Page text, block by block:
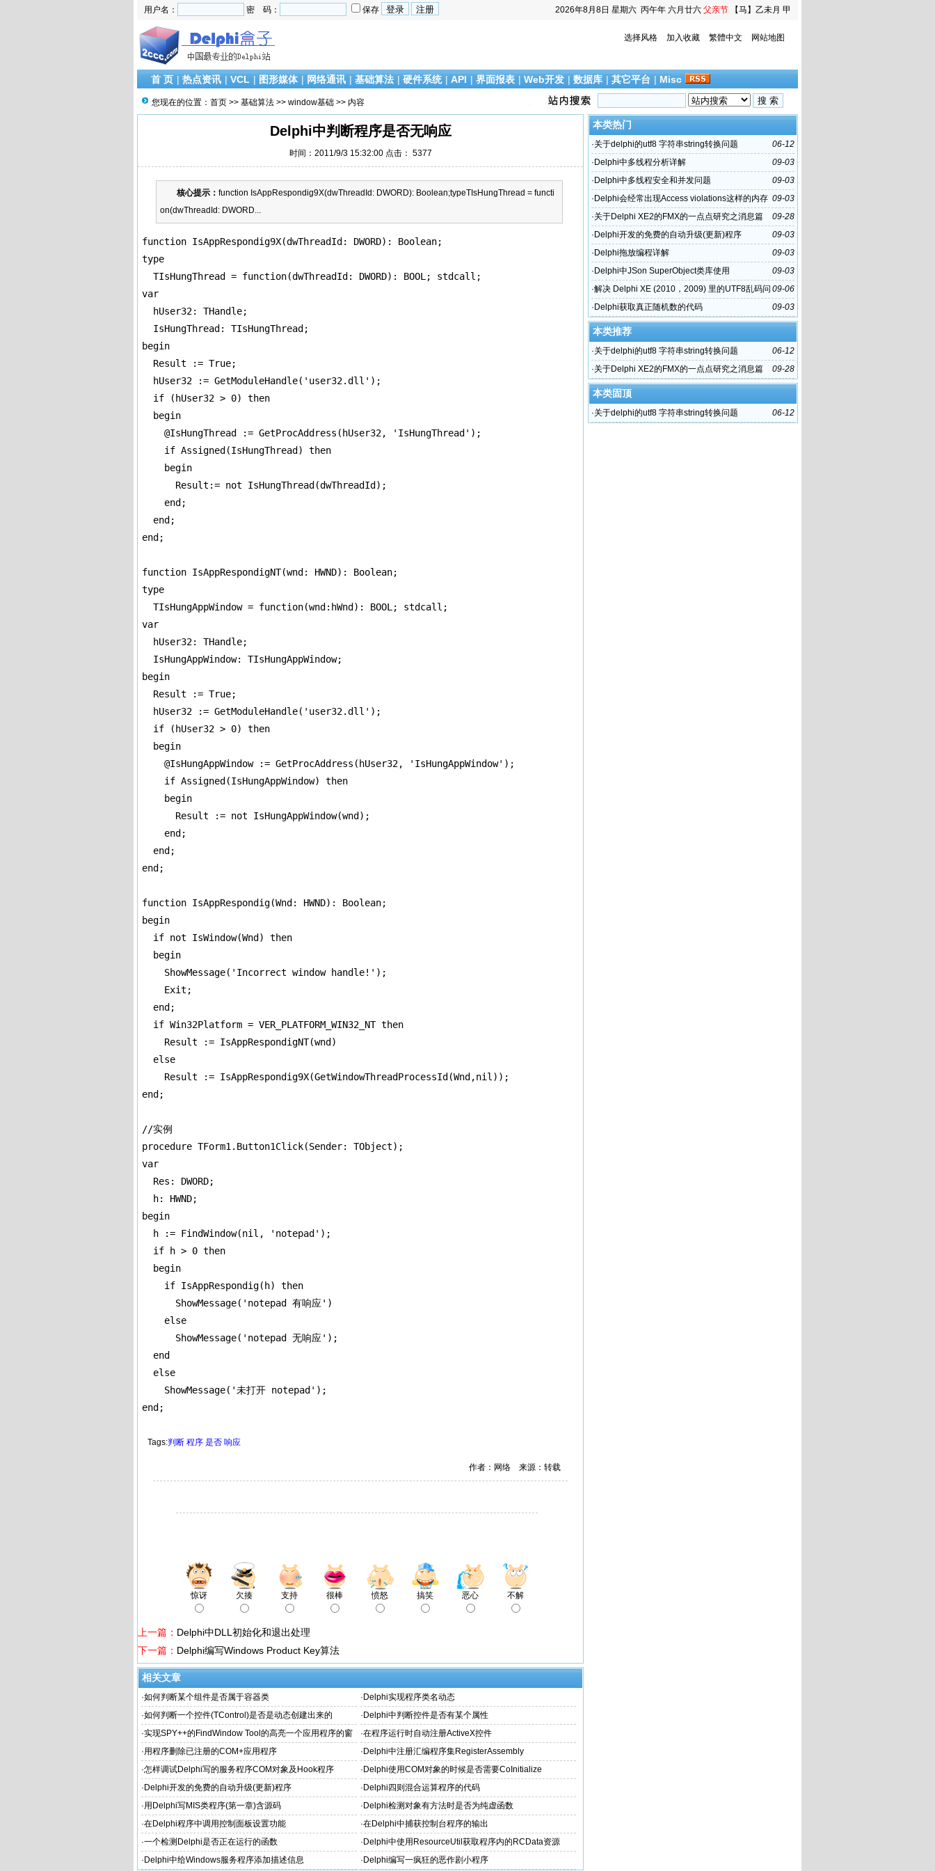
2026年8月8日 星期六 丙午年 六月廿六 父亲节
【马】乙未月 甲
用户名： 密 码： 保存
选择风格 加入收藏 繁體中文 网站地图
首 页 | 热点资讯 | VCL | 图形媒体 | 网络通讯 | 基础算法 | 硬件系统 | API | 界面报表 | Web开发 | 数据库 | 其它平台 | Misc
您现在的位置： 首页 >> 基础算法 >> window基础 >> 内容
Delphi中判断程序是否无响应
时间：2011/9/3 15:32:00 点击： 5377
核心提示： function IsAppRespondig9X(dwThreadId: DWORD): Boolean;typeTIsHungThread = functi
on(dwThreadId: DWORD...
function IsAppRespondig9X(dwThreadId: DWORD): Boolean;
type
TIsHungThread = function(dwThreadId: DWORD): BOOL; stdcall;
var
hUser32: THandle;
IsHungThread: TIsHungThread;
begin
Result := True;
hUser32 := GetModuleHandle('user32.dll');
if (hUser32 > 0) then
begin
@IsHungThread := GetProcAddress(hUser32, 'IsHungThread');
if Assigned(IsHungThread) then
begin
Result:= not IsHungThread(dwThreadId);
end;
end;
end;
function IsAppRespondigNT(wnd: HWND): Boolean;
type
TIsHungAppWindow = function(wnd:hWnd): BOOL; stdcall;
var
hUser32: THandle;
IsHungAppWindow: TIsHungAppWindow;
begin
Result := True;
hUser32 := GetModuleHandle('user32.dll');
if (hUser32 > 0) then
begin
@IsHungAppWindow := GetProcAddress(hUser32, 'IsHungAppWindow');
if Assigned(IsHungAppWindow) then
begin
Result := not IsHungAppWindow(wnd);
end;
end;
end;
function IsAppRespondig(Wnd: HWND): Boolean;
begin
if not IsWindow(Wnd) then
begin
ShowMessage('Incorrect window handle!');
Exit;
end;
if Win32Platform = VER_PLATFORM_WIN32_NT then
Result := IsAppRespondigNT(wnd)
else
Result := IsAppRespondig9X(GetWindowThreadProcessId(Wnd,nil));
end;
//实例
procedure TForm1.Button1Click(Sender: TObject);
var
Res: DWORD;
h: HWND;
begin
h := FindWindow(nil, 'notepad');
if h > 0 then
begin
if IsAppRespondig(h) then
ShowMessage('notepad 有响应')
else
ShowMessage('notepad 无响应');
end
else
ShowMessage('未打开 notepad');
end;
Tags:判断 程序 是否 响应
作者：网络 来源：转载
惊讶 欠揍 支持 很棒 愤怒 搞笑 恶心 不解
上一篇： Delphi中DLL初始化和退出处理
下一篇： Delphi编写Windows Product Key算法
相关文章
·如何判断某个组件是否属于容器类 · Delphi实现程序类名动态
·如何判断一个控件(TControl)是否是动态创建出来的 · Delphi中判断控件是否有某个属性
·实现SPY++的FindWindow Tool的高亮一个应用程序的窗
体或内部Object的边缘
·在程序运行时自动注册ActiveX控件
·用程序删除已注册的COM+应用程序 · Delphi中注册汇编程序集RegisterAssembly
·怎样调试Delphi写的服务程序COM对象及Hook程序 · Delphi使用COM对象的时候是否需要CoInitialize
· Delphi开发的免费的自动升级(更新)程序 · Delphi四则混合运算程序的代码
·用Delphi写MIS类程序(第一章)含源码 · Delphi检测对象有方法时是否为纯虚函数
·在Delphi程序中调用控制面板设置功能 ·在Delphi中捕获控制台程序的输出
·一个检测Delphi是否正在运行的函数 · Delphi中使用ResourceUtil获取程序内的RCData资源
· Delphi中给Windows服务程序添加描述信息 · Delphi编写一疯狂的恶作剧小程序
本类热门
06-12
·关于delphi的utf8 字符串string转换问题
09-03
· Delphi中多线程分析详解
09-03
· Delphi中多线程安全和并发问题
09-03
· Delphi会经常出现Access violations这样的内存
访问错误
09-28
·关于Delphi XE2的FMX的一点点研究之消息篇
09-03
· Delphi开发的免费的自动升级(更新)程序
09-03
· Delphi拖放编程详解
09-03
· Delphi中JSon SuperObject类库使用
09-06
·解决 Delphi XE (2010，2009) 里的UTF8乱码问
题！
09-03
· Delphi获取真正随机数的代码
本类推荐
06-12
·关于delphi的utf8 字符串string转换问题
09-28
·关于Delphi XE2的FMX的一点点研究之消息篇
本类固顶
06-12
·关于delphi的utf8 字符串string转换问题